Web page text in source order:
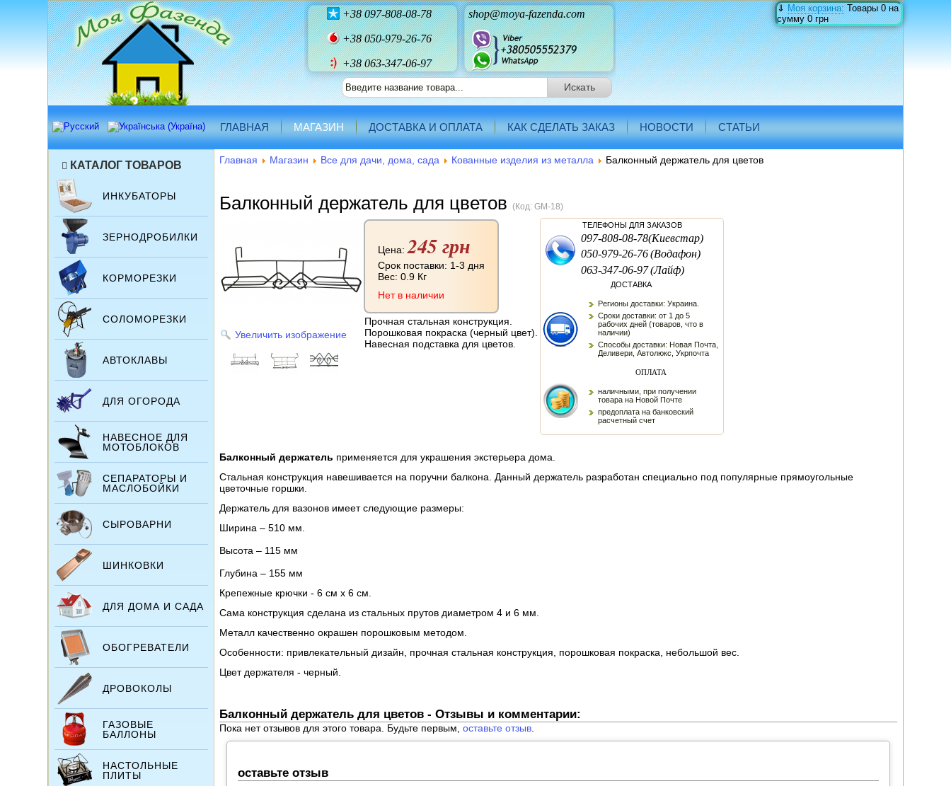
⇓Моя корзина:Товары0на
сумму0 грн
+38097-808-08-78 shop@moya-fazenda.com
+38050-979-26-76
+38 063-347-06-97
ГЛАВНАЯ МАГАЗИН ДОСТАВКА И ОПЛАТА КАК СДЕЛАТЬ ЗАКАЗ НОВОСТИ СТАТЬИ
КАТАЛОГ ТОВАРОВ
ИНКУБАТОРЫ
ЗЕРНОДРОБИЛКИ
КОРМОРЕЗКИ
СОЛОМОРЕЗКИ
АВТОКЛАВЫ
ДЛЯ ОГОРОДА
НАВЕСНОЕ ДЛЯ
МОТОБЛОКОВ
СЕПАРАТОРЫ И
МАСЛОБОЙКИ
СЫРОВАРНИ
ШИНКОВКИ
ДЛЯ ДОМА И САДА
ОБОГРЕВАТЕЛИ
ДРОВОКОЛЫ
ГАЗОВЫЕ
БАЛЛОНЫ
НАСТОЛЬНЫЕ
ПЛИТЫ
Главная Магазин Все для дачи, дома, сада Кованные изделия из металла Балконный держатель для цветов
Балконный держатель для цветов(Код:GM-18)
Увеличить изображение
Цена:245 грн
Срок поставки: 1-3 дня
Вес:0.9 Кг
Нет в наличии
Прочная стальная конструкция.
Порошковая покраска (черный цвет).
Навесная подставка для цветов.
ТЕЛЕФОНЫ ДЛЯ ЗАКАЗОВ
097-808-08-78(Киевстар)
050-979-26-76(Водафон)
063-347-06-97(Лайф)
ДОСТАВКА
Регионы доставки: Украина.
Сроки доставки: от 1 до 5
рабочих дней (товаров, что в
наличии)
Способы доставки: Новая Почта,
Деливери, Автолюкс, Укрпочта
ОПЛАТА
наличными, при получении
товара на Новой Почте
предоплата на банковский
расчетный счет
Балконный держатель применяется для украшения экстерьера дома.
Стальная конструкция навешивается на поручни балкона. Данный держатель разработан специально под популярные прямоугольные
цветочные горшки.
Держатель для вазонов имеет следующие размеры:
Ширина – 510 мм.
Высота – 115 мм
Глубина – 155 мм
Крепежные крючки - 6 см х 6 см.
Сама конструкция сделана из стальных прутов диаметром 4 и 6 мм.
Металл качественно окрашен порошковым методом.
Особенности: привлекательный дизайн, прочная стальная конструкция, порошковая покраска, небольшой вес.
Цвет держателя - черный.
Балконный держатель для цветов - Отзывы и комментарии:
Пока нет отзывов для этого товара. Будьте первым,оставьте отзыв
оставьте отзыв